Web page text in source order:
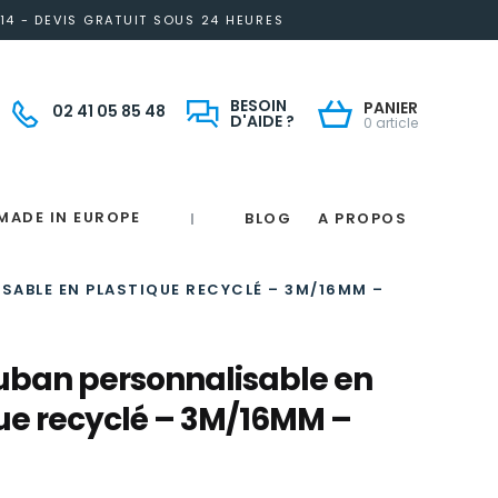
- DEVIS GRATUIT SOUS 24 HEURES
02 41 05 85 48 BESOIN
D'AIDE ?
PANIER
0 article
IN EUROPE | BLOG A PROPOS
EN PLASTIQUE RECYCLÉ – 3M/16MM –
personnalisable en
recyclé – 3M/16MM –